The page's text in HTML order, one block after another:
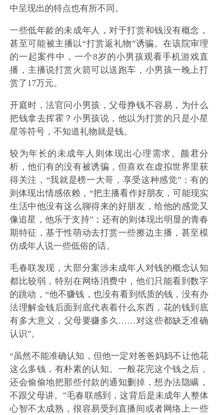
中呈现出的特点也有所不同。
一些低年龄的未成年人，对于打赏和钱没有概念，
甚至可能被主播以“打赏返礼物”诱骗。在该院审理
的一起案件中，一个8岁的小男孩观看手机游戏直
播，主播说打赏火箭可以送跑车，小男孩一晚上打
赏了17万元。
开庭时，法官问小男孩，父母挣钱不容易，为什么
把钱拿去挥霍？小男孩说，他以为打赏的只是小星
星等符号，不知道礼物就是钱。
较为年长的未成年人则体现出心理需求。颜君分
析，他们有的没有被诱骗，但喜欢在虚拟世界里获
得关注，“我就是榜一大哥，享受这种感觉”；有的
则体现出情感依赖，“把主播看作好朋友，可能现实
生活中他没有这么聊得来的好朋友，给他的感觉又
像追星，他乐于支持”；还有的则体现出明显的青春
期特征，基于性萌动去打赏一些擦边主播，甚至模
仿成年人说一些低俗的话。
毛春联发现，大部分案涉未成年人对钱的概念认知
都比较弱，特别在网络消费中，他们只能看到数字
的跳动，“他不赚钱，也没有看到纸质的钱，没有办
法理解金钱后面到底代表着什么东西，花的钱到底
有多大意义，父母要赚多久……对这些都缺乏准确
认识”。
“虽然不能准确认知，但他一定对爸爸妈妈不让他花
这么多钱，有朴素的认知。一般花完这个钱之后，
还会偷偷地把那些付款的通知删掉，想办法隐瞒，
不跟父母讲。”毛春联感到，这背后是未成年人整体
心智不太成熟，很容易受到直播间或者网络上一些